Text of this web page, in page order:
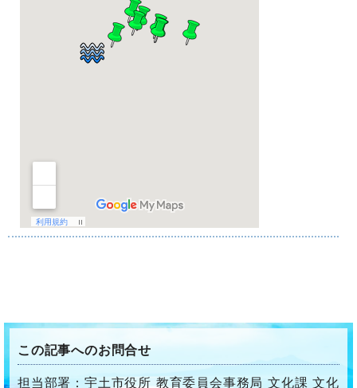
この記事へのお問合せ
担当部署：宇土市役所 教育委員会事務局 文化課 文化